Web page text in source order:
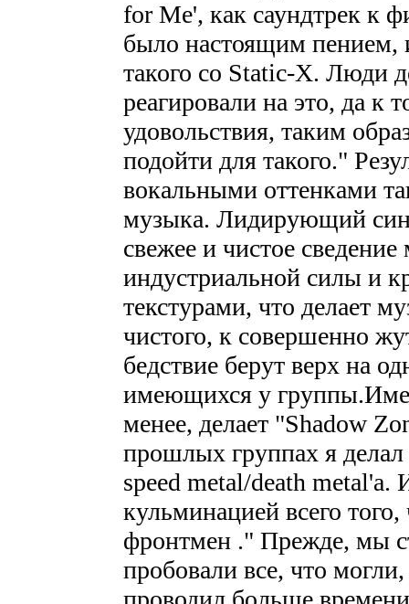
for Me', как саундтрек к
было настоящим пением,
такого со Static-X. Люди
реагировали на это, да к
удовольствия, таким
подойти для такого."
вокальными оттенками
музыка. Лидирующий
свежее и чистое
индустриальной силы и
текстурами, что делает
чистого, к совершенно
бедствие берут верх на
имеющихся у
менее, делает "Shadow
прошлых группах я делал
speed metal/death metal'а.
кульминацией всего
фронтмен ." Прежде, мы
пробовали все, что